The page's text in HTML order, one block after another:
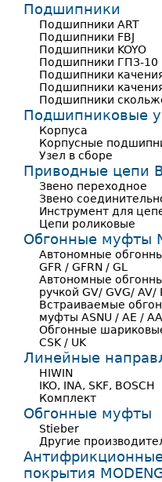
Подшипники
Подшипники ART
Подшипники FBJ
Подшипники KOYO
Подшипники ГПЗ-10
Подшипники
Подшипники
Подшипники
Подшипниковые
Корпуса
Корпусные
Узел в сборе
Приводные цепи
Звено переходное
Звено
Инструмент для
Цепи роликовые
Обгонные муфты
Автономные
GFR / GFRN / GL
Автономные
ручкой GV/ GVG/ AV/
Встраиваемые
муфты ASNU / AE /
Обгонные
CSK / UK
Линейные
HIWIN
IKO, INA, SKF, BOSCH
Комплект
Обгонные муфты
Stieber
Другие
покрытия